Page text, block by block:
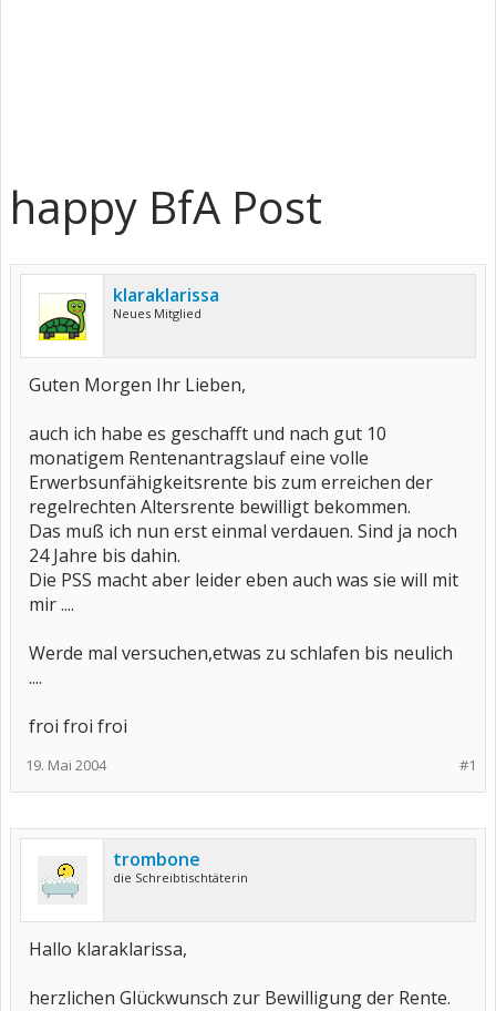
happy BfA Post
klaraklarissa
Neues Mitglied
Guten Morgen Ihr Lieben,
auch ich habe es geschafft und nach gut 10
monatigem Rentenantragslauf eine volle
Erwerbsunfähigkeitsrente bis zum erreichen der
regelrechten Altersrente bewilligt bekommen.
Das muß ich nun erst einmal verdauen. Sind ja noch
24 Jahre bis dahin.
Die PSS macht aber leider eben auch was sie will mit
mir ....
Werde mal versuchen,etwas zu schlafen bis neulich
....
froi froi froi
#1
19. Mai 2004
trombone
die Schreibtischtäterin
Hallo klaraklarissa,
herzlichen Glückwunsch zur Bewilligung der Rente.